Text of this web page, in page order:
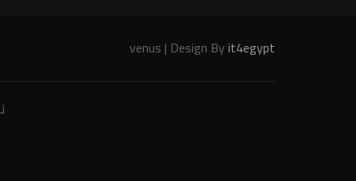
venus | Design Byit4egypt